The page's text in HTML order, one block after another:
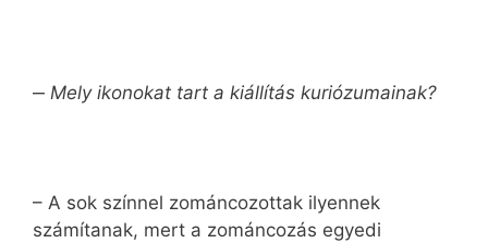
‒ Mely ikonokat tart a kiállítás kuriózumainak?
– A sok színnel zománcozottak ilyennek
számítanak, mert a zománcozás egyedi